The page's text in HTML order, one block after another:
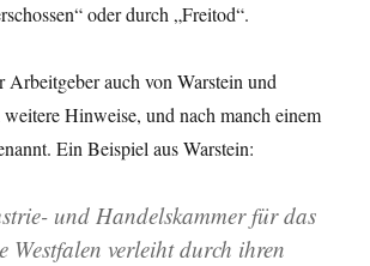
oder durch „Freitod“.
Arbeitgeber auch von Warstein und
weitere Hinweise, und nach manch einem
Ein Beispiel aus Warstein:
und Handelskammer für das
Westfalen verleiht durch ihren